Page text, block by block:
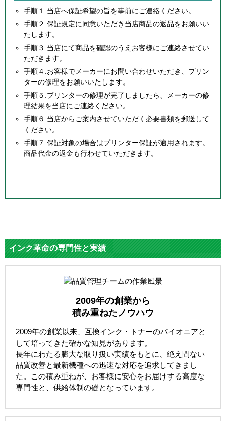
手順１.当店へ保証希望の旨を事前にご連絡ください。
手順２.保証規定に同意いただき当店商品の返品をお願いい
たします。
手順３.当店にて商品を確認のうえお客様にご連絡させてい
ただきます。
手順４.お客様でメーカーにお問い合わせいただき、プリン
ターの修理をお願いいたします。
手順５.プリンターの修理が完了しましたら、メーカーの修
理結果を当店にご連絡ください。
手順６.当店からご案内させていただく必要書類を郵送して
ください。
手順７.保証対象の場合はプリンター保証が適用されます。
商品代金の返金も行わせていただきます。
インク革命の専門性と実績
2009年の創業から
積み重ねたノウハウ
2009年の創業以来、互換インク・トナーのパイオニアと
して培ってきた確かな知見があります。
長年にわたる膨大な取り扱い実績をもとに、絶え間ない
品質改善と最新機種への迅速な対応を追求してきまし
た。この積み重ねが、お客様に安心をお届けする高度な
専門性と、供給体制の礎となっています。